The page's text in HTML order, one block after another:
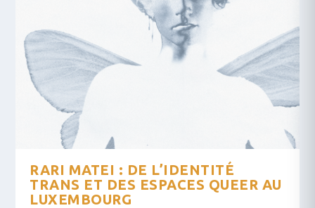
RARI MATEI : DE L’IDENTITÉ
TRANS ET DES ESPACES QUEER AU
LUXEMBOURG